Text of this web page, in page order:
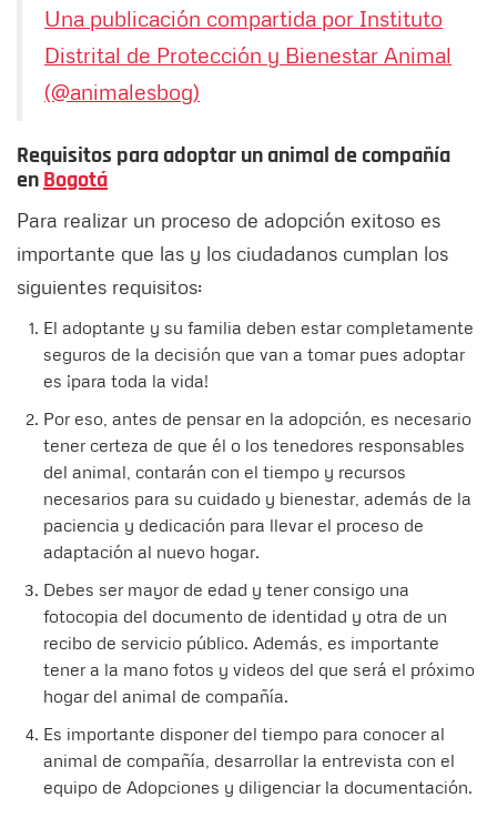
Una publicación compartida por Instituto
Distrital de Protección y Bienestar Animal
(@animalesbog)
Requisitos para adoptar un animal de compañía
enBogotá
Para realizar un proceso de adopción exitoso es
importante que las y los ciudadanos cumplan los
siguientes requisitos:
El adoptante y su familia deben estar completamente
seguros de la decisión que van a tomar pues adoptar
es ¡para toda la vida!
Por eso, antes de pensar en la adopción, es necesario
tener certeza de que él o los tenedores responsables
del animal, contarán con el tiempo y recursos
necesarios para su cuidado y bienestar, además de la
paciencia y dedicación para llevar el proceso de
adaptación al nuevo hogar.
Debes ser mayor de edad y tener consigo una
fotocopia del documento de identidad y otra de un
recibo de servicio público. Además, es importante
tener a la mano fotos y videos del que será el próximo
hogar del animal de compañía.
Es importante disponer del tiempo para conocer al
animal de compañía, desarrollar la entrevista con el
equipo de Adopciones y diligenciar la documentación.